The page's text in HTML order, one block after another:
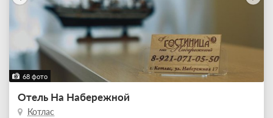
68 фото
Отель На Набережной
Котлас